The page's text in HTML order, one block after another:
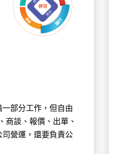
部分工作，但自由
商談、報價、出單、
營運，還要負責公